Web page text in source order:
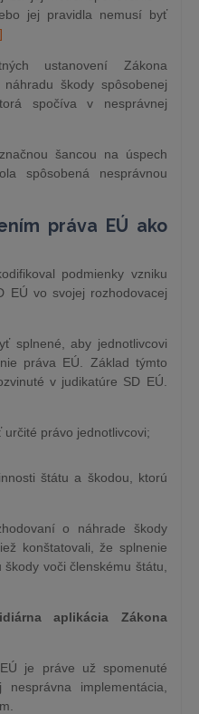
jej pravidla nemusí byť
ustanovení Zákona
škody spôsobenej
spočíva v nesprávnej
šancou na úspech
spôsobená nesprávnou
práva EÚ ako
podmienky vzniku
EÚ vo svojej rozhodovacej
splnené, aby jednotlivcovi
práva EÚ. Základ týmto
v judikatúre SD EÚ.
právo jednotlivcovi;
štátu a škodou, ktorú
o náhrade škody
konštatovali, že splnenie
voči členskému štátu,
aplikácia Zákona
je práve už spomenuté
implementácia,